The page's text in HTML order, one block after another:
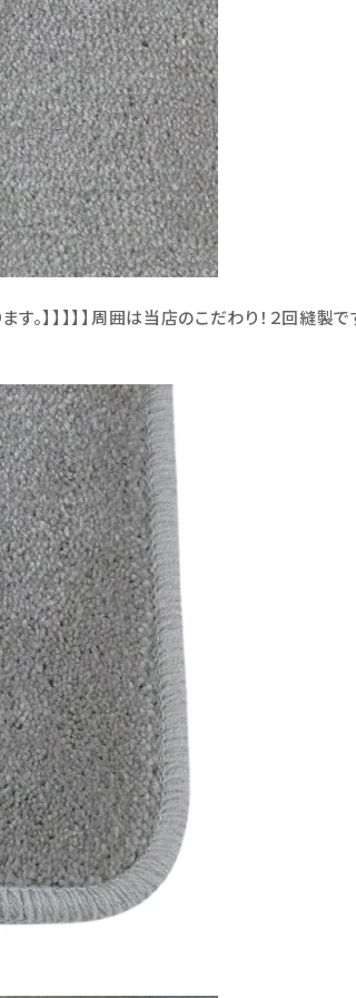
。】】】】】周囲は当店のこだわり！２回縫製で